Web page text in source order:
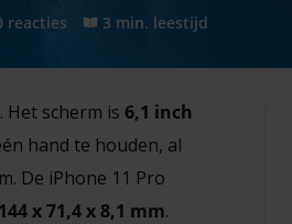
reacties 3 min. leestijd
. Het scherm is 6,1 inch
hand te houden, al
De iPhone 11 Pro
144 x 71,4 x 8,1 mm.